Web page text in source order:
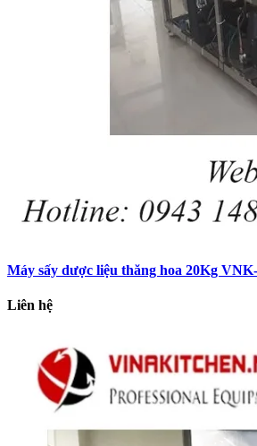
Máy sấy dược liệu thăng hoa 20Kg
Liên hệ